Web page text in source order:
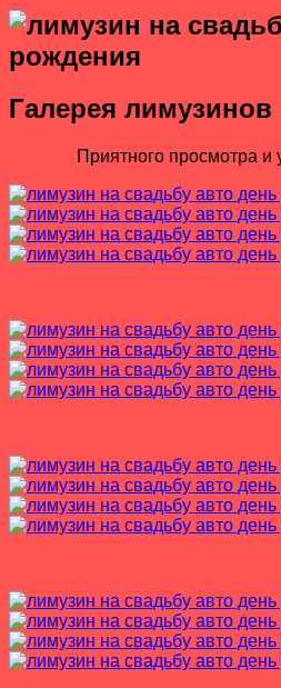
Галерея лимузинов
Приятного просмотра и